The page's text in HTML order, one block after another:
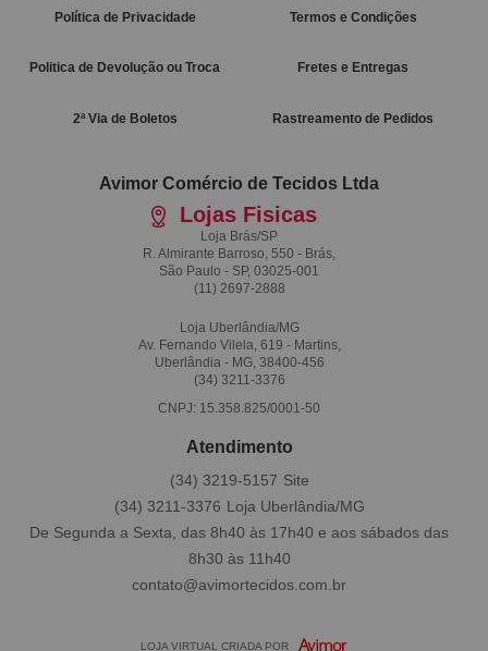
Política de Privacidade Termos e Condições
Politica de Devolução ou Troca Fretes e Entregas
2ª Via de Boletos Rastreamento de Pedidos
Avimor Comércio de Tecidos Ltda
Lojas Fisicas
Loja Brás/SP
R. Almirante Barroso, 550 - Brás,
São Paulo - SP, 03025-001
(11) 2697-2888
Loja Uberlândia/MG
Av. Fernando Vilela, 619 - Martins,
Uberlândia - MG, 38400-456
(34) 3211-3376
CNPJ: 15.358.825/0001-50
Atendimento
(34) 3211-3376
(34) 3219-5157
De Segunda a Sexta, das 8h40 às 17h40 e aos sábados das
8h30 às 11h40
contato@avimortecidos.com.br
LOJA VIRTUAL CRIADA POR